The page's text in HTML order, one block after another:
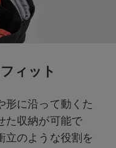
ィット
形に沿って動くた
た収納が可能で
立のような役割を